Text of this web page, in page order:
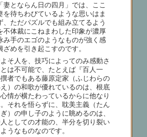
とならん日の四月」では、ここ
を待ちわびているような思いはま
、ただパズルでも組み立てるよう
不体裁にこねまわした印象が濃厚
み手のエゴのようなものが強く感
ざめを引き起こすのです。
そ人を、技巧によってのみ感動さ
は不可能で、たとえば『百人一
者でもある藤原定家（ふじわらの
）の和歌が優れているのは、根底
情が横たわっているからに他なり
。それを悟らずに、耽美主義（たん
）の申し子のように眺めるのは、
としての才能の、半分を切り裂い
うなものなのです。